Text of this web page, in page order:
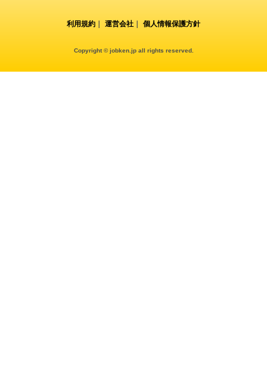
利用規約 運営会社 個人情報保護方針
Copyright © jobken.jp all rights reserved.